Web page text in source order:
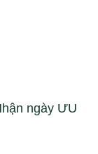
ngày ƯU